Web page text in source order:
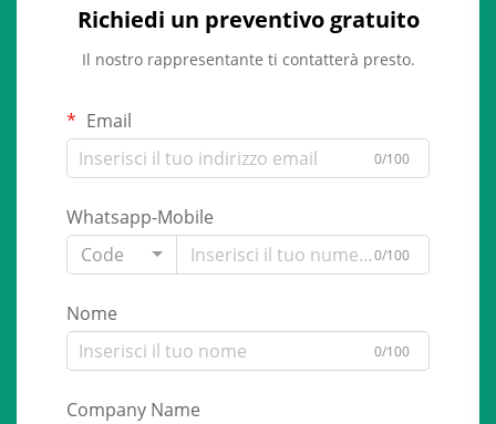
Richiedi un preventivo gratuito
Il nostro rappresentante ti contatterà presto.
Email
0/100
Whatsapp-Mobile
Code
0/100
Nome
0/100
Company Name